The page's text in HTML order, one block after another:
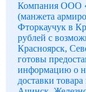
Компания ООО
(манжета
Фторкаучук в
рублей с
Красноярск,
готовы
информацию о
доставки